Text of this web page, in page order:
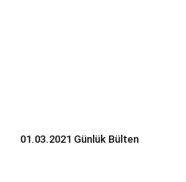
01.03.2021 Günlük Bülten